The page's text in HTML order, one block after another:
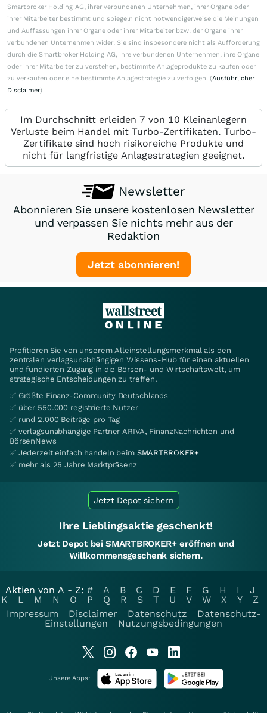
Smartbroker Holding AG, ihrer verbundenen Unternehmen, ihrer Organe oder
ihrer Mitarbeiter bestimmt und spiegeln nicht notwendigerweise die Meinungen
und Auffassungen ihrer Organe oder ihrer Mitarbeiter bzw. der Organe ihrer
verbundenen Unternehmen wider. Sie sind insbesondere nicht als Aufforderung
durch die Smartbroker Holding AG, ihre verbundenen Unternehmen, ihre Organe
oder ihrer Mitarbeiter zu verstehen, bestimmte Anlageprodukte zu kaufen oder
zu verkaufen oder eine bestimmte Anlagestrategie zu verfolgen. (Ausführlicher
Disclaimer)
Im Durchschnitt erleiden 7 von 10 Kleinanlegern
Verluste beim Handel mit Turbo-Zertifikaten. Turbo-
Zertifikate sind hoch risikoreiche Produkte und
nicht für langfristige Anlagestrategien geeignet.
Newsletter
Abonnieren Sie unsere kostenlosen Newsletter
und verpassen Sie nichts mehr aus der
Redaktion
Jetzt abonnieren!
Profitieren Sie von unserem Alleinstellungsmerkmal als den
zentralen verlagsunabhängigen Wissens-Hub für einen aktuellen
und fundierten Zugang in die Börsen- und Wirtschaftswelt, um
strategische Entscheidungen zu treffen.
✅ Größte Finanz-Community Deutschlands
✅ über 550.000 registrierte Nutzer
✅ rund 2.000 Beiträge pro Tag
✅ verlagsunabhängige Partner ARIVA, FinanzNachrichten und
BörsenNews
✅ Jederzeit einfach handeln beim SMARTBROKER+
✅ mehr als 25 Jahre Marktpräsenz
Jetzt Depot sichern
Ihre Lieblingsaktie geschenkt!
Jetzt Depot bei SMARTBROKER+ eröffnen und
Willkommensgeschenk sichern.
Aktien von A - Z: # A B C D E F G H I
J
K
L M N O P Q R S T U V W X Y
Z
Impressum
Disclaimer Datenschutz
Datenschutz-
Einstellungen
Nutzungsbedingungen
Unsere Apps: